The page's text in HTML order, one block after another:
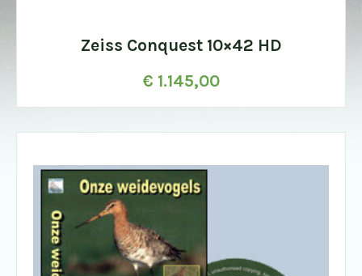
Zeiss Conquest 10×42 HD
€ 1.145,00